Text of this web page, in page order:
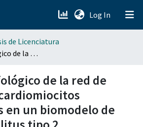
Log In (current)
de Licenciatura
Análisis morfológico de la red de túbulos t de cardiomiocitos ventriculares en un biomodelo de diabetes mellitus tipo 2
de la red de
un biomodelo de